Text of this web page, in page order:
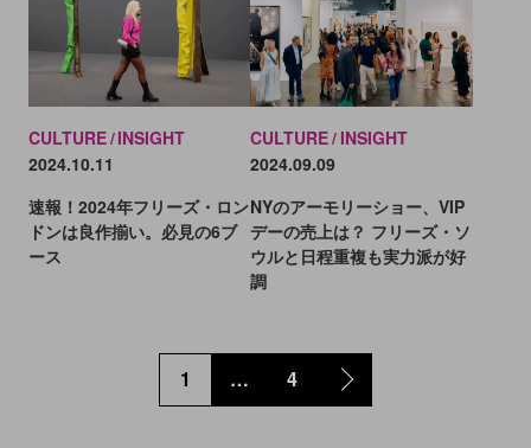
CULTURE INSIGHT
2024.10.11
速報！2024年フリーズ・ロン
ドンは良作揃い。必見の6ブ
ース
CULTURE INSIGHT
2024.09.09
NYのアーモリーショー、VIP
デーの売上は？ フリーズ・ソ
ウルと日程重複も実力派が好
調
1 … 4